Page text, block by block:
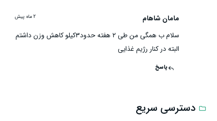
مامان شاهام 2 ماه پیش
سلام ب همگی من طی ۲ هفته حدود۳کیلو کاهش وزن داشتم
البته در کنار رژیم غذایی
پاسخ
دسترسی سریع